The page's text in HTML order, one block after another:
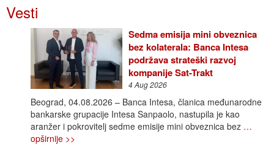
Vesti
Sedma emisija mini obveznica
bez kolaterala: Banca Intesa
podržava strateški razvoj
kompanije Sat-Trakt
4 Aug 2026
Beograd, 04.08.2026 – Banca Intesa, članica međunarodne
bankarske grupacije Intesa Sanpaolo, nastupila je kao
aranžer i pokrovitelj sedme emisije mini obveznica bez …
opširnije >>